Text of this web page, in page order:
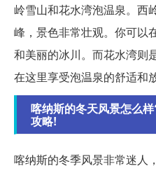
岭雪山和花水湾泡温泉。西
峰，景色非常壮观。你可以
和美丽的冰川。而花水湾则
在这里享受泡温泉的舒适和放
喀纳斯的冬天风景怎么
攻略!
喀纳斯的冬季风景非常迷人